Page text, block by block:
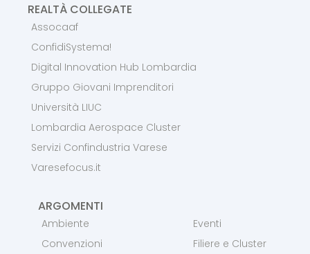
REALTÀ COLLEGATE
Assocaaf
ConfidiSystema!
Digital Innovation Hub Lombardia
Gruppo Giovani Imprenditori
Università LIUC
Lombardia Aerospace Cluster
Servizi Confindustria Varese
Varesefocus.it
ARGOMENTI
Ambiente
Convenzioni
Eventi
Filiere e Cluster